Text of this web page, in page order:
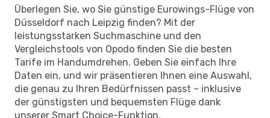
Überlegen Sie, wo Sie günstige Eurowings-Flüge von
Düsseldorf nach Leipzig finden? Mit der
leistungsstarken Suchmaschine und den
Vergleichstools von Opodo finden Sie die besten
Tarife im Handumdrehen. Geben Sie einfach Ihre
Daten ein, und wir präsentieren Ihnen eine Auswahl,
die genau zu Ihren Bedürfnissen passt – inklusive
der günstigsten und bequemsten Flüge dank
unserer Smart Choice-Funktion.